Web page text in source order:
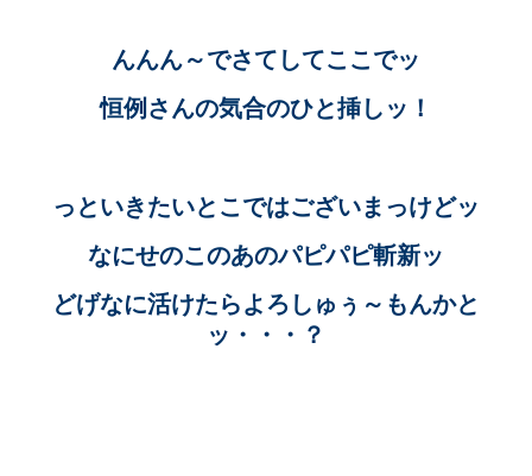
んんん～でさてしてここでッ
恒例さんの気合のひと挿しッ！
っといきたいとこではございまっけどッ
なにせのこのあのパピパピ斬新ッ
どげなに活けたらよろしゅぅ～もんかと
ッ・・・？